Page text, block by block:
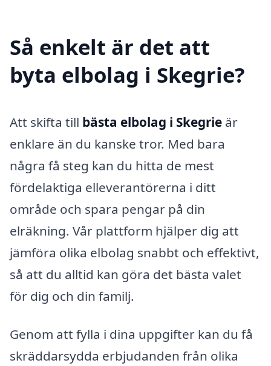
Så enkelt är det att
byta elbolag i Skegrie?
Att skifta till bästa elbolag i Skegrie är
enklare än du kanske tror. Med bara
några få steg kan du hitta de mest
fördelaktiga elleverantörerna i ditt
område och spara pengar på din
elräkning. Vår plattform hjälper dig att
jämföra olika elbolag snabbt och effektivt,
så att du alltid kan göra det bästa valet
för dig och din familj.
Genom att fylla i dina uppgifter kan du få
skräddarsydda erbjudanden från olika